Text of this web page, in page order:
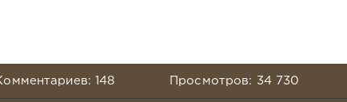
148 Просмотров: 34 730